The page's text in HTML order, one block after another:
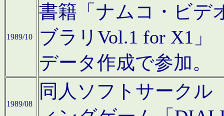
1989/10
書籍「ナムコ・ビデ
ブラリVol.1 for X1」
データ作成で参加。
1989/08
同人ソフトサークル